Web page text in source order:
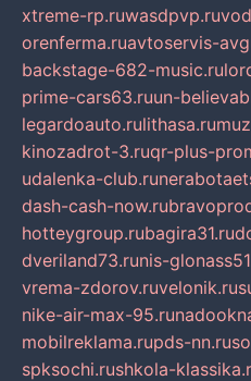
xtreme-rp.ruwasdpvp.ru
orenferma.ruavtoservis-
backstage-682-music.ru
prime-cars63.ruun-
legardoauto.rulithasa.ru
kinozadrot-3.ruqr-plus-
udalenka-club.ru
dash-cash-now.ru
hotteygroup.rubagira31.ru
dveriland73.runis-
vrema-zdorov.ruvelonik.ru
nike-air-max-95.ru
mobilreklama.rupds-nn.ru
spksochi.rushkola-